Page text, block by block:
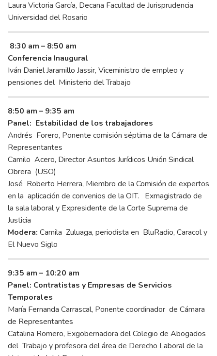
Laura Victoria García, Decana Facultad de Jurisprudencia
Universidad del Rosario
8:30 am – 8:50 am
Conferencia Inaugural
Iván Daniel Jaramillo Jassir, Viceministro de empleo y
pensiones del Ministerio del Trabajo
8:50 am – 9:35 am
Panel: Estabilidad de los trabajadores
Andrés Forero, Ponente comisión séptima de la Cámara de
Representantes
Camilo Acero, Director Asuntos Jurídicos Unión Sindical
Obrera (USO)
José Roberto Herrera, Miembro de la Comisión de expertos
en la aplicación de convenios de la OIT. Exmagistrado de
la sala laboral y Expresidente de la Corte Suprema de
Justicia
Modera: Camila Zuluaga, periodista en BluRadio, Caracol y
El Nuevo Siglo
9:35 am – 10:20 am
Panel: Contratistas y Empresas de Servicios
Temporales
María Fernanda Carrascal, Ponente coordinador de Cámara
de Representantes
Catalina Romero, Exgobernadora del Colegio de Abogados
del Trabajo y profesora del área de Derecho Laboral de la